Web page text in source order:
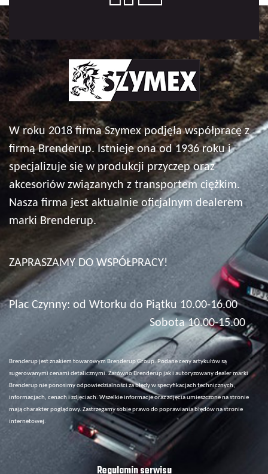
W roku 2018 firma Szymex podjęła współpracę z
firmą Brenderup. Istnieje ona od 1936 roku i
specjalizuje się w produkcji przyczep oraz
akcesoriów związanych z transportem ciężkim.
Nasza firma jest aktualnie oficjalnym dealerem
marki Brenderup.
ZAPRASZAMY DO WSPÓŁPRACY!
Plac Czynny: od Wtorku do Piątku 10.00-16.00
Sobota 10.00-15.00
Brenderup jest znakiem towarowym Brenderup Group. Podane ceny artykułów są
sugerowanymi cenami detalicznymi. Zarówno Brenderup jak i autoryzowany dealer marki
Brenderup nie ponosimy odpowiedzialności za błędy w specyfikacjach technicznych,
informacjach, cenach i zdjęciach. Wszelkie informacje oraz zdjęcia umieszczone na stronie
mają charakter poglądowy. Zastrzegamy sobie prawo do poprawiania błędów na stronie
internetowej.
Regulamin serwisu